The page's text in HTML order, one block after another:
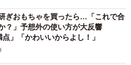
担は大きく増してしまいます。
れがある
した場合、運送業界も大きな影
ぎおもちゃを買ったら…「これで合
？」予想外の使い方が大反響
点」「かわいいからよし！」